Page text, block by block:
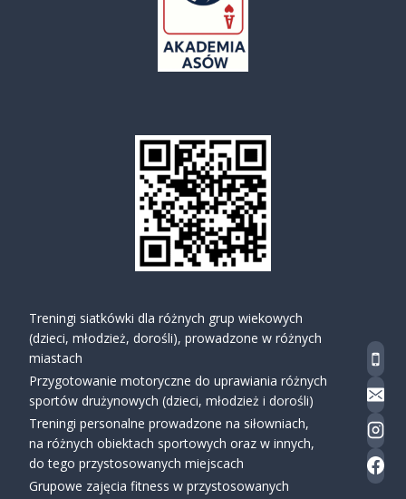
Treningi siatkówki dla różnych grup wiekowych
(dzieci, młodzież, dorośli), prowadzone w różnych
miastach
Przygotowanie motoryczne do uprawiania różnych
sportów drużynowych (dzieci, młodzież i dorośli)
Treningi personalne prowadzone na siłowniach,
na różnych obiektach sportowych oraz w innych,
do tego przystosowanych miejscach
Grupowe zajęcia fitness w przystosowanych